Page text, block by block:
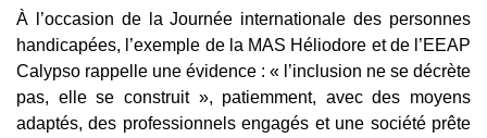
À l’occasion de la Journée internationale des personnes
handicapées, l’exemple de la MAS Héliodore et de l’EEAP
Calypso rappelle une évidence : « l’inclusion ne se décrète
pas, elle se construit », patiemment, avec des moyens
adaptés, des professionnels engagés et une société prête